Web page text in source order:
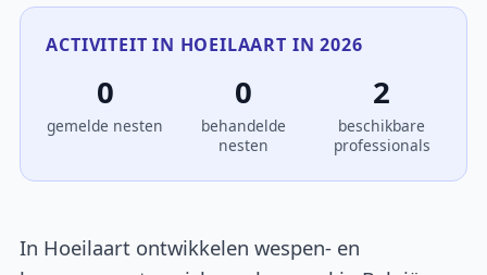
ACTIVITEIT IN HOEILAART IN 2026
0
gemelde nesten
0
behandelde
nesten
2
beschikbare
professionals
In Hoeilaart ontwikkelen wespen- en